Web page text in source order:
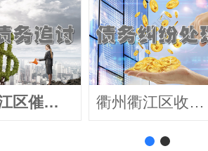
衢州衢江区催收公司 衢州衢江区收账公司